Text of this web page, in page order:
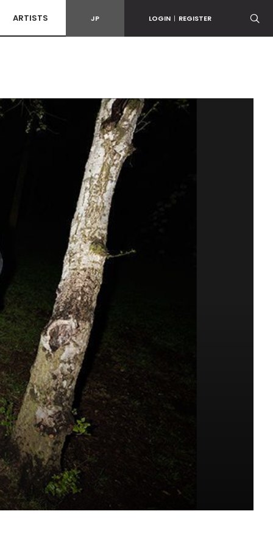
ARTISTS JP LOGIN | REGISTER